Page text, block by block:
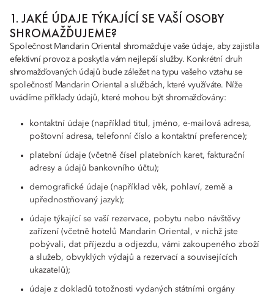
1. JAKÉ ÚDAJE TÝKAJÍCÍ SE VAŠÍ OSOBY
SHROMAŽĎUJEME?
Společnost Mandarin Oriental shromažďuje vaše údaje, aby zajistila
efektivní provoz a poskytla vám nejlepší služby. Konkrétní druh
shromažďovaných údajů bude záležet na typu vašeho vztahu se
společností Mandarin Oriental a službách, které využíváte. Níže
uvádíme příklady údajů, které mohou být shromažďovány:
kontaktní údaje (například titul, jméno, e-mailová adresa,
poštovní adresa, telefonní číslo a kontaktní preference);
platební údaje (včetně čísel platebních karet, fakturační
adresy a údajů bankovního účtu);
demografické údaje (například věk, pohlaví, země a
upřednostňovaný jazyk);
údaje týkající se vaší rezervace, pobytu nebo návštěvy
zařízení (včetně hotelů Mandarin Oriental, v nichž jste
pobývali, dat příjezdu a odjezdu, vámi zakoupeného zboží
a služeb, obvyklých výdajů a rezervací a souvisejících
ukazatelů);
údaje z dokladů totožnosti vydaných státními orgány